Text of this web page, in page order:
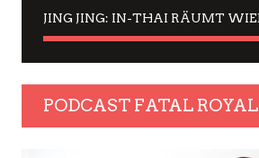
PODCAST FATAL ROYAL